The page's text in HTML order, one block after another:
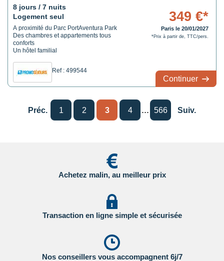
8 jours / 7 nuits
Logement seul
A proximité du Parc PortAventura Park
Des chambres et appartements tous
conforts
Un hôtel familial
Ref : 499544
349 €*
Paris le 20/01/2027
*Prix à partir de, TTC/pers.
Continuer
Préc. 1 2 3 4 ... 566 Suiv.
Achetez malin, au meilleur prix
Transaction en ligne simple et sécurisée
Nos conseillers vous accompagnent 6j/7